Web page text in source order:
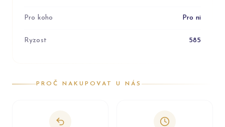
Pro koho Pro ni
Ryzost 585
PROČ NAKUPOVAT U NÁS